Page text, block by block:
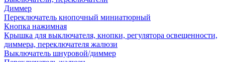
Диммер
Переключатель кнопочный миниатюрный
Кнопка нажимная
Крышка для выключателя, кнопки, регулятора освещенности,
диммера, переключателя жалюзи
Выключатель шнуровой/диммер